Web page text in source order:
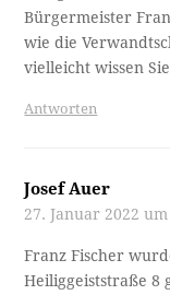
Bürgermeister
wie die
vielleicht wissen
Antworten
Josef Auer
27. Januar 2022
Franz Fischer
Heiliggeiststraße 8